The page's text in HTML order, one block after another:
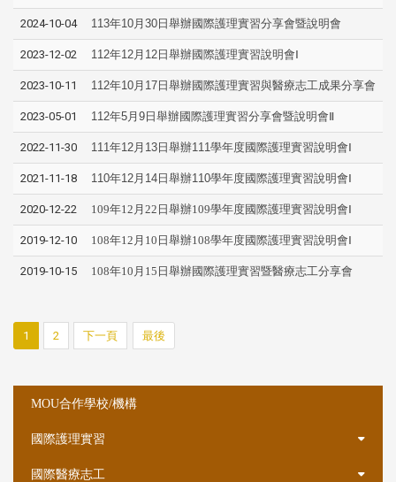
2024-10-04 113年10月30日舉辦國際護理實習分享會暨說明會
2023-12-02 112年12月12日舉辦國際護理實習說明會Ⅰ
2023-10-11 112年10月17日舉辦國際護理實習與醫療志工成果分享會
2023-05-01 112年5月9日舉辦國際護理實習分享會暨說明會Ⅱ
2022-11-30 111年12月13日舉辦111學年度國際護理實習說明會Ⅰ
2021-11-18 110年12月14日舉辦110學年度國際護理實習說明會Ⅰ
2020-12-22 109年12月22日舉辦109學年度國際護理實習說明會Ⅰ
2019-12-10 108年12月10日舉辦108學年度國際護理實習說明會Ⅰ
2019-10-15 108年10月15日舉辦國際護理實習暨醫療志工分享會
1 2 下一頁 最後
MOU合作學校/機構
國際護理實習
國際醫療志工